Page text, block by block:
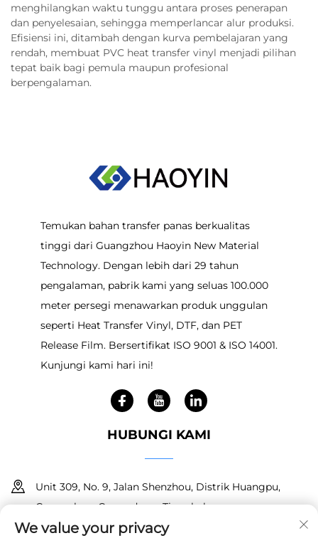
menghilangkan waktu tunggu antara proses penerapan
dan penyelesaian, sehingga memperlancar alur produksi.
Efisiensi ini, ditambah dengan kurva pembelajaran yang
rendah, membuat PVC heat transfer vinyl menjadi pilihan
tepat baik bagi pemula maupun profesional
berpengalaman.
Temukan bahan transfer panas berkualitas
tinggi dari Guangzhou Haoyin New Material
Technology. Dengan lebih dari 29 tahun
pengalaman, pabrik kami yang seluas 100.000
meter persegi menawarkan produk unggulan
seperti Heat Transfer Vinyl, DTF, dan PET
Release Film. Bersertifikat ISO 9001 & ISO 14001.
Kunjungi kami hari ini!
HUBUNGI KAMI
Unit 309, No. 9, Jalan Shenzhou, Distrik Huangpu,
Guangzhou, Guangdong, Tiongkok
+86 18150601728
We value your privacy